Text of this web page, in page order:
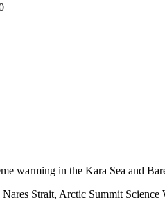
warming in the Kara Sea and
Strait, Arctic Summit Science